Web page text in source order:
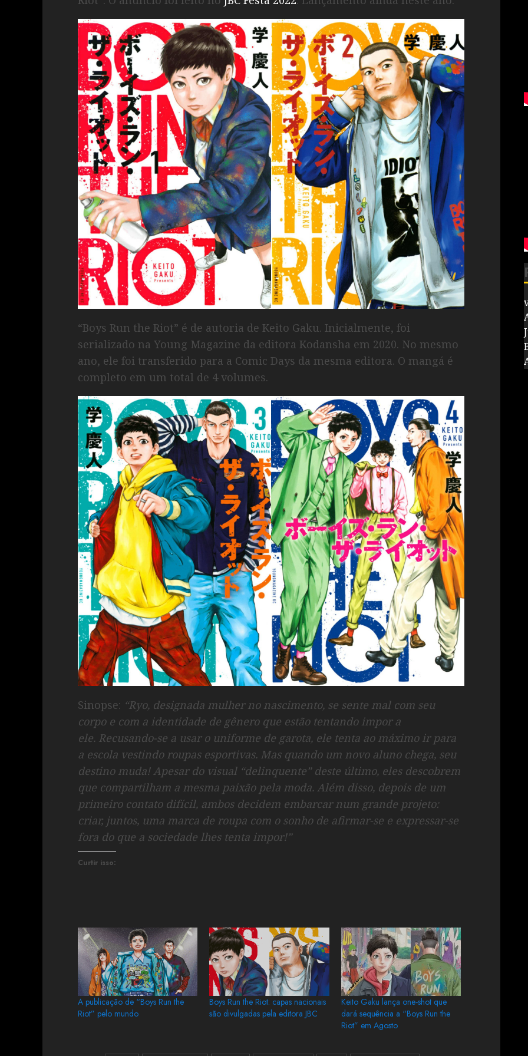
“Boys Run the Riot” é de autoria de Keito Gaku. Inicialmente, foi
serializado na Young Magazine da editora Kodansha em 2020. No mesmo
ano, ele foi transferido para a Comic Days da mesma editora. O mangá é
completo em um total de 4 volumes.
Sinopse: “‎Ryo, designada mulher no nascimento, se sente mal com seu
corpo e com a identidade de gênero que estão tentando impor a
ele. Recusando-se a usar o uniforme de garota, ele tenta ao máximo ir para
a escola vestindo roupas esportivas. Mas quando um novo aluno chega, seu
destino muda! Apesar do visual “delinquente” deste último, eles descobrem
que compartilham a mesma paixão pela moda. Além disso, depois de um
primeiro contato difícil, ambos decidem embarcar num grande projeto:
criar, juntos, uma marca de roupa com o sonho de afirmar-se e expressar-se
fora do que a sociedade lhes tenta impor!”
Curtir isso:
A publicação de “Boys Run the
Riot” pelo mundo
Boys Run the Riot: capas nacionais
são divulgadas pela editora JBC
Keito Gaku lança one-shot que
dará sequência a “Boys Run the
Riot” em Agosto